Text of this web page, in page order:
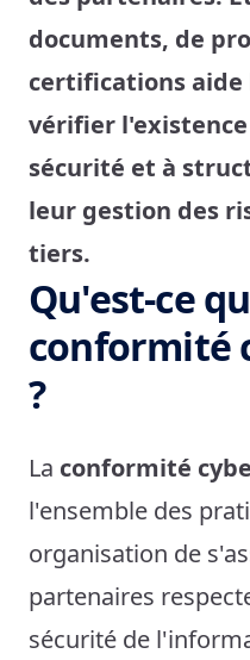
documents, de
certifications aide
vérifier
sécurité et à
leur gestion des
tiers.
Qu'est-ce
conformité
?
La conformité
l'ensemble des
organisation de
partenaires
sécurité de